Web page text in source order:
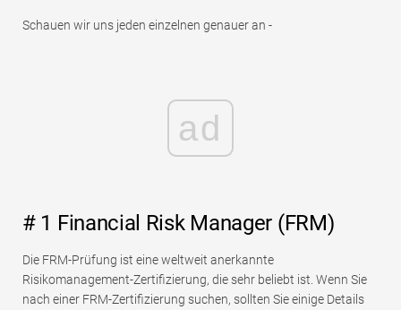
Schauen wir uns jeden einzelnen genauer an -
ad
# 1 Financial Risk Manager (FRM)
Die FRM-Prüfung ist eine weltweit anerkannte
Risikomanagement-Zertifizierung, die sehr beliebt ist. Wenn Sie
nach einer FRM-Zertifizierung suchen, sollten Sie einige Details